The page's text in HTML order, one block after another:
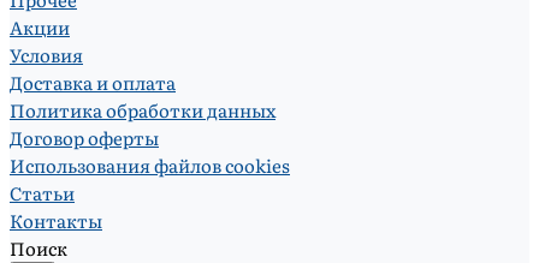
Акции
Условия
Доставка и оплата
Политика обработки данных
Договор оферты
Использования файлов cookies
Статьи
Контакты
Поиск